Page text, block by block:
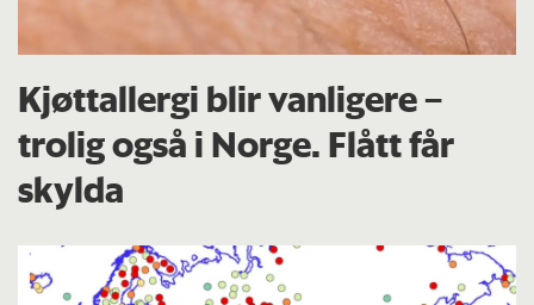
Kjøttallergi blir vanligere –
trolig også i Norge. Flått får
skylda